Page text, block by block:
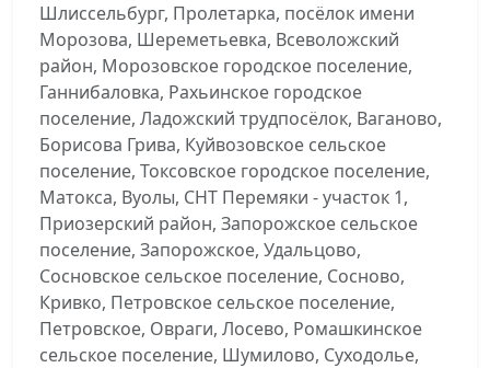
Шлиссельбург, Пролетарка, посёлок имени
Морозова, Шереметьевка, Всеволожский
район, Морозовское городское поселение,
Ганнибаловка, Рахьинское городское
поселение, Ладожский трудпосёлок, Ваганово,
Борисова Грива, Куйвозовское сельское
поселение, Токсовское городское поселение,
Матокса, Вуолы, СНТ Перемяки - участок 1,
Приозерский район, Запорожское сельское
поселение, Запорожское, Удальцово,
Сосновское сельское поселение, Сосново,
Кривко, Петровское сельское поселение,
Петровское, Овраги, Лосево, Ромашкинское
сельское поселение, Шумилово, Суходолье,